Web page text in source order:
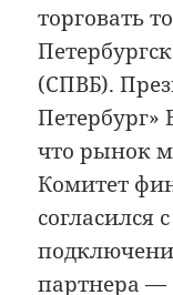
торговать
(СПВБ).
Петербург»
что рынок
Комитет
согласился
партнера —